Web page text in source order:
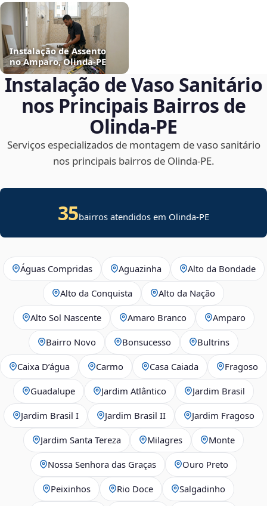
Instalação de Assento
no Amparo, Olinda‑PE
Instalação de Vaso Sanitário
nos Principais Bairros de
Olinda‑PE
Serviços especializados de montagem de vaso sanitário
nos principais bairros de Olinda‑PE.
35bairros atendidos em Olinda-PE
Águas Compridas Aguazinha Alto da Bondade
Alto da Conquista Alto da Nação
Alto Sol Nascente Amaro Branco Amparo
Bairro Novo Bonsucesso Bultrins
Caixa D’água Carmo Casa Caiada Fragoso
Guadalupe Jardim Atlântico Jardim Brasil
Jardim Brasil I Jardim Brasil II Jardim Fragoso
Jardim Santa Tereza Milagres Monte
Nossa Senhora das Graças Ouro Preto
Peixinhos Rio Doce Salgadinho